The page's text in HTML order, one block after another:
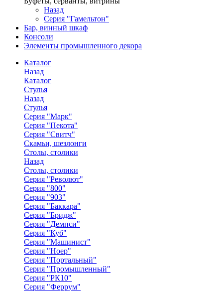
Назад
Серия "Гамельтон"
Бар, винный шкаф
Консоли
Элементы промышленного декора
Каталог
Назад
Каталог
Стулья
Назад
Стулья
Серия "Марк"
Серия "Пекота"
Серия "Свитч"
Скамьи, шезлонги
Столы, столики
Назад
Столы, столики
Серия "Револют"
Серия "800"
Серия "903"
Серия "Баккара"
Серия "Бридж"
Серия "Демпси"
Серия "Куб"
Серия "Машинист"
Серия "Ноер"
Серия "Портальный"
Серия "Промышленный"
Серия "РК10"
Серия "Феррум"